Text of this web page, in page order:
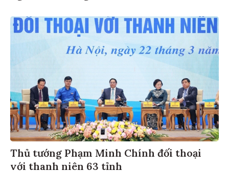
Thủ tướng Phạm Minh Chính đối thoại
với thanh niên 63 tỉnh